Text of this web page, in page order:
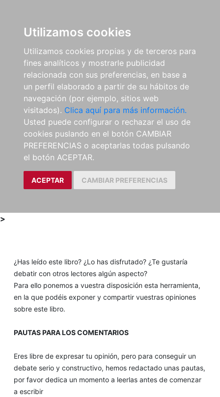
Utilizamos cookies
Utilizamos cookies propias y de terceros para
fines analíticos y mostrarle publicidad
relacionada con sus preferencias, en base a
un perfil elaborado a partir de su hábitos de
navegación (por ejemplo, sitios web
visitados). Clica aquí para más información.
Usted puede configurar o rechazar el uso de
cookies puslando en el botón CAMBIAR
PREFERENCIAS o aceptarlas todas pulsando
el botón ACEPTAR.
ACEPTAR CAMBIAR PREFERENCIAS
>
¿Has leído este libro? ¿Lo has disfrutado? ¿Te gustaría
debatir con otros lectores algún aspecto?
Para ello ponemos a vuestra disposición esta herramienta,
en la que podéis exponer y compartir vuestras opiniones
sobre este libro.
PAUTAS PARA LOS COMENTARIOS
Eres libre de expresar tu opinión, pero para conseguir un
debate serio y constructivo, hemos redactado unas pautas,
por favor dedica un momento a leerlas antes de comenzar
a escribir